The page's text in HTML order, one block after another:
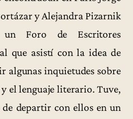
y Alejandra Pizarnik
un Foro de Escritores
que asistí con la idea de
algunas inquietudes sobre
el lenguaje literario. Tuve,
departir con ellos en un